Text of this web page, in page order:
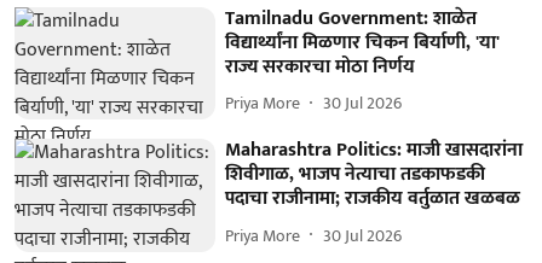
Tamilnadu Government: शाळेत
विद्यार्थ्यांना मिळणार चिकन बिर्याणी, 'या'
राज्य सरकारचा मोठा निर्णय
Priya More 30 Jul 2026
Maharashtra Politics: माजी खासदारांना
शिवीगाळ, भाजप नेत्याचा तडकाफडकी
पदाचा राजीनामा; राजकीय वर्तुळात खळबळ
Priya More 30 Jul 2026